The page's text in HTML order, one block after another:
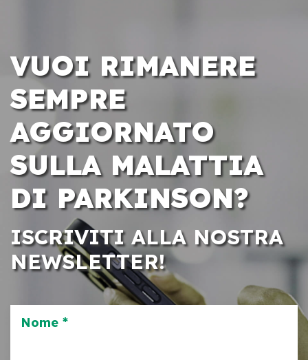
VUOI RIMANERE
SEMPRE
AGGIORNATO
SULLA MALATTIA
DI PARKINSON?
ISCRIVITI ALLA NOSTRA
NEWSLETTER!
Nome *